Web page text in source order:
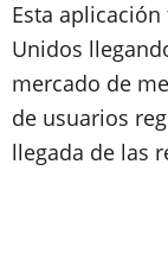
Esta
Unidos
mercado de
de usuarios
llegada de las